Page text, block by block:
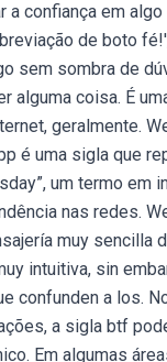
a confiança em
de boto
sem sombra de
alguma coisa. É
geralmente.
é uma sigla que
um termo em
nas redes.
muy sencilla
intuitiva, sin
confunden a los.
a sigla btf
Em algumas